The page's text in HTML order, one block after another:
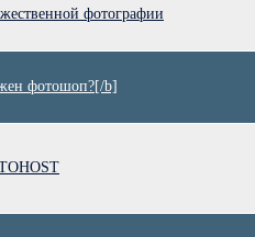
фотографии
фотошоп?[/b]